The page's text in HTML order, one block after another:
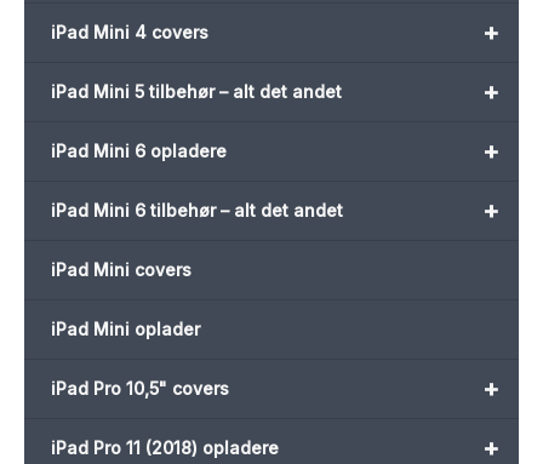
+
iPad Mini 4 covers
+
iPad Mini 5 tilbehør – alt det andet
+
iPad Mini 6 opladere
+
iPad Mini 6 tilbehør – alt det andet
iPad Mini covers
iPad Mini oplader
+
iPad Pro 10,5" covers
+
iPad Pro 11 (2018) opladere